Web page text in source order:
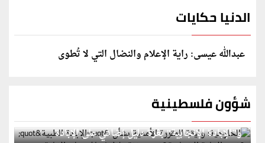
الدنيا حكايات
عبدالله عيسى: راية الإعلام والنضال التي لا تُطوى
شؤون فلسطينية
الخارجية: وثيقة المقررة الأممية بشأن "الإبادة الطبية"
و"الإبادة الإنجابية" بغزة دليل إضافي على الإبادة